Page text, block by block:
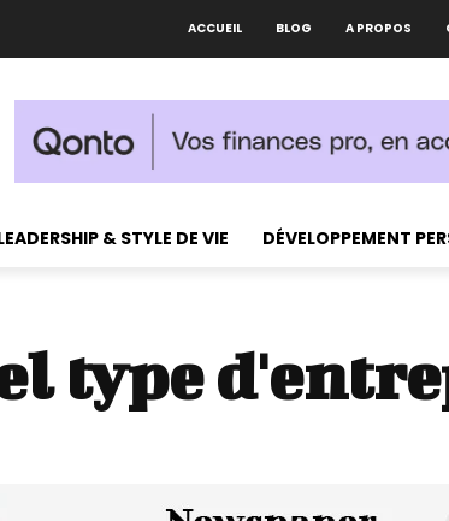
ACCUEIL BLOG A PROPOS
& STYLE DE VIE DÉVELOPPEMENT
type